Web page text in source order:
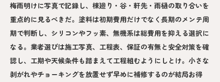
梅雨明けに写真で記録し、棟廻り・谷・軒先・雨樋の取り合いを
重点的に見るべきだ。塗料は初期費用だけでなく長期のメンテ周
期で判断し、シリコンやフッ素、無機系は総費用を抑える選択に
なる。業者選びは施工写真、工程表、保証の有無と安全対策を確
認し、工期や天候条件も踏まえて工程組むようにしとけ。小さな
剥がれやチョーキングを放置せず早めに補修するのが結局お得